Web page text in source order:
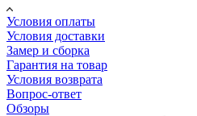
Условия оплаты
Условия доставки
Замер и сборка
Гарантия на товар
Условия возврата
Вопрос-ответ
Обзоры